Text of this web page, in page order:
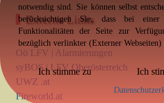
Externe Links
Oö LFV | Alarmierungen
syBOS | LFV Oberösterreich
UWZ .at
Fireworld.at
notwendig sind. Sie können selbst
berücksichtigen Sie, dass bei
Funktionalitäten der Seite zur
bezüglich verlinkter (Externer Webseiten)
Ich stimme zu Ich